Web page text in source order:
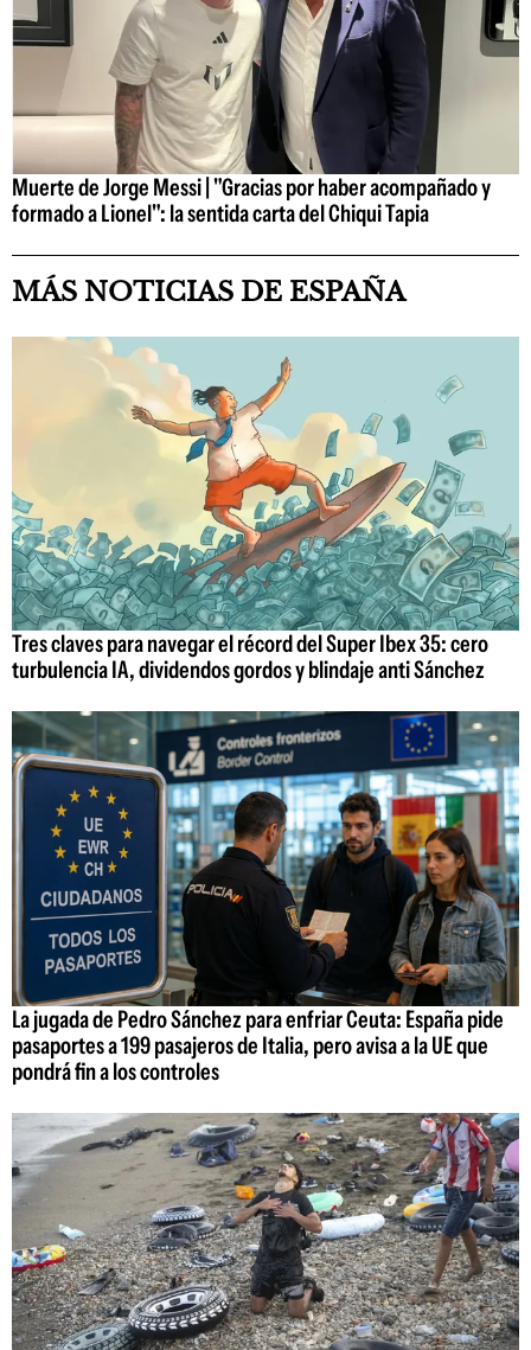
Muerte de Jorge Messi | "Gracias por haber acompañado y
formado a Lionel": la sentida carta del Chiqui Tapia
MÁS NOTICIAS DE ESPAÑA
Tres claves para navegar el récord del Super Ibex 35: cero
turbulencia IA, dividendos gordos y blindaje anti Sánchez
La jugada de Pedro Sánchez para enfriar Ceuta: España pide
pasaportes a 199 pasajeros de Italia, pero avisa a la UE que
pondrá fin a los controles